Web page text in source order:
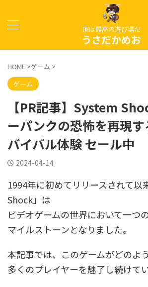
家は最高の遊び場だ
うさだかめお
HOME >ゲーム >
ゲーム
【PR記事】System
ーパンクの恐怖を再現
バイバル体験 セール中
2024-04-14
1994年に初めてリリースされて以
Shock」は
ビデオゲームの世界において一つ
マイルストーンとなりました。
本記事では、このゲームがどのよ
多くのプレイヤーを魅了し続けてい